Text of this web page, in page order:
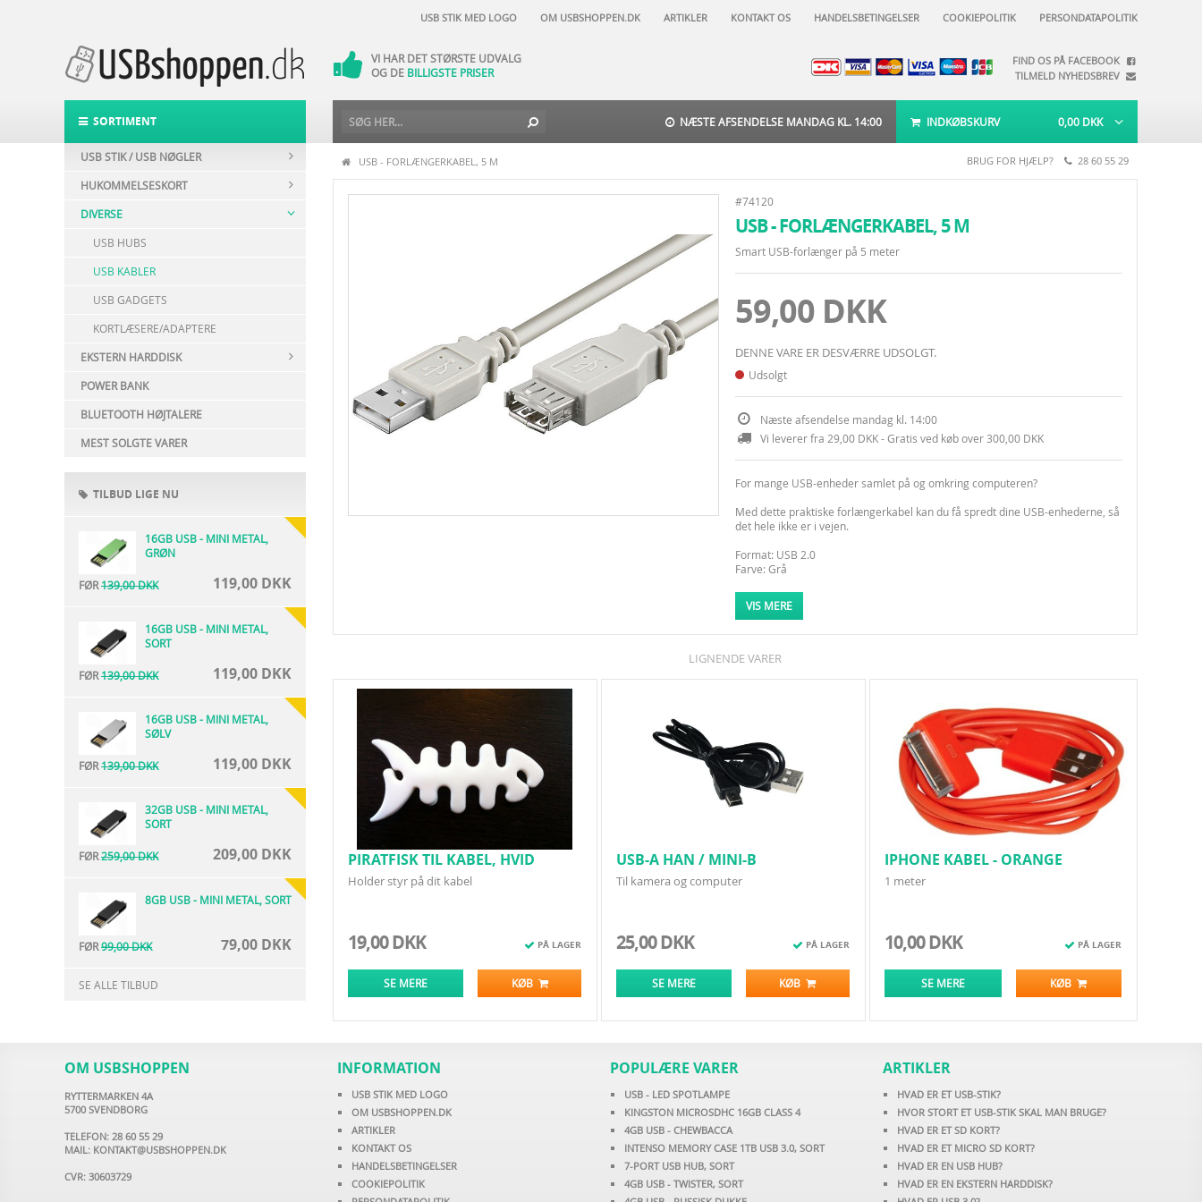
USB STIK MED LOGO OM USBSHOPPEN.DK ARTIKLER KONTAKT OS HANDELSBETINGELSER COOKIEPOLITIK PERSONDATAPOLITIK
VI HAR NATURLIGVIS
VI HAR DET STØRSTE UDVALG
OG DE BILLIGSTE PRISER
DAG-TIL-DAG-LEVERING
POST NORD -
9 DKK
FIND OS PÅ FACEBOOK
TILMELD NYHEDSBREV
SORTIMENT NÆSTE AFSENDELSE MANDAG KL. 14:00 INDKØBSKURV 0,00 DKK
USB STIK / USB NØGLER
HUKOMMELSESKORT
DIVERSE
USB HUBS
USB KABLER
USB GADGETS
KORTLÆSERE/ADAPTERE
EKSTERN HARDDISK
POWER BANK
BLUETOOTH HØJTALERE
MEST SOLGTE VARER
TILBUD LIGE NU
16GB USB - MINI METAL,
GRØN
FØR139,00 DKK 119,00 DKK
16GB USB - MINI METAL,
SORT
FØR139,00 DKK 119,00 DKK
16GB USB - MINI METAL,
SØLV
FØR139,00 DKK 119,00 DKK
32GB USB - MINI METAL,
SORT
FØR259,00 DKK 209,00 DKK
8GB USB - MINI METAL, SORT
FØR99,00 DKK 79,00 DKK
SE ALLE TILBUD
USB - FORLÆNGERKABEL, 5 M BRUG FOR HJÆLP? 28 60 55 29
#74120
USB - FORLÆNGERKABEL, 5 M
Smart USB-forlænger på 5 meter
59,00 DKK
DENNE VARE ER DESVÆRRE UDSOLGT.
Udsolgt
Næste afsendelse mandag kl. 14:00
Vi leverer fra 29,00 DKK - Gratis ved køb over 300,00 DKK
For mange USB-enheder samlet på og omkring computeren?
Med dette praktiske forlængerkabel kan du få spredt dine USB-enhederne, så
det hele ikke er i vejen.
Format: USB 2.0
Farve: Grå
VIS MERE
LIGNENDE VARER
PIRATFISK TIL KABEL, HVID
Holder styr på dit kabel
19,00 DKK PÅ LAGER
SE MERE KØB
USB-A HAN / MINI-B
Til kamera og computer
25,00 DKK PÅ LAGER
SE MERE KØB
IPHONE KABEL - ORANGE
1 meter
10,00 DKK PÅ LAGER
SE MERE KØB
OM USBSHOPPEN
RYTTERMARKEN 4A
5700 SVENDBORG
TELEFON: 28 60 55 29
MAIL: KONTAKT@USBSHOPPEN.DK
CVR: 30603729
INFORMATION
USB STIK MED LOGO
OM USBSHOPPEN.DK
ARTIKLER
KONTAKT OS
HANDELSBETINGELSER
COOKIEPOLITIK
POPULÆRE VARER
USB - LED SPOTLAMPE
KINGSTON MICROSDHC 16GB CLASS 4
4GB USB - CHEWBACCA
INTENSO MEMORY CASE 1TB USB 3.0, SORT
7-PORT USB HUB, SORT
4GB USB - TWISTER, SORT
ARTIKLER
HVAD ER ET USB-STIK?
HVOR STORT ET USB-STIK SKAL MAN BRUGE?
HVAD ER ET SD KORT?
HVAD ER ET MICRO SD KORT?
HVAD ER EN USB HUB?
HVAD ER EN EKSTERN HARDDISK?